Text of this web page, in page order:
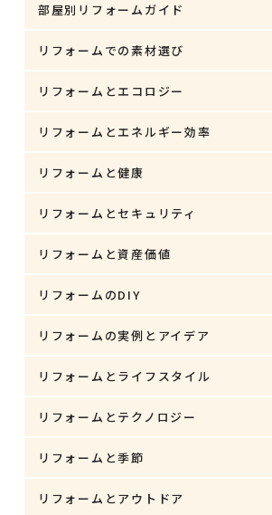
部屋別リフォームガイド
リフォームでの素材選び
リフォームとエコロジー
リフォームとエネルギー効率
リフォームと健康
リフォームとセキュリティ
リフォームと資産価値
リフォームのDIY
リフォームの実例とアイデア
リフォームとライフスタイル
リフォームとテクノロジー
リフォームと季節
リフォームとアウトドア